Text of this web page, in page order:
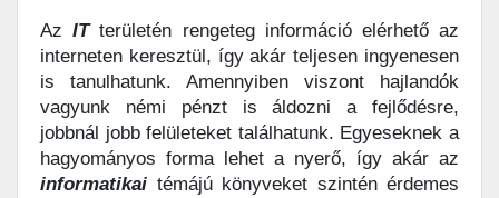
AzITterületén rengeteg információ elérhető az
interneten keresztül, így akár teljesen ingyenesen
is tanulhatunk. Amennyiben viszont hajlandók
vagyunk némi pénzt is áldozni a fejlődésre,
jobbnál jobb felületeket találhatunk. Egyeseknek a
hagyományos forma lehet a nyerő, így akár az
informatikai témájú könyveket szintén érdemes